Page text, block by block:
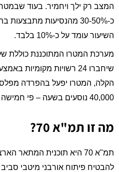
המצב רק ילך ויחמיר. בעוד
כ-30-50% מהנסיעות
השיעור עומד על כ-10% בלבד.
הקלה, המטרו יפעל בהפרדה
40,000 נוסעים בשעה – פי חמישה מקו רכבת קלה.
מה זו תמ"א 70?​
תמ"א 70 היא תוכנית
להבטיח פיתוח אורבני מיטבי